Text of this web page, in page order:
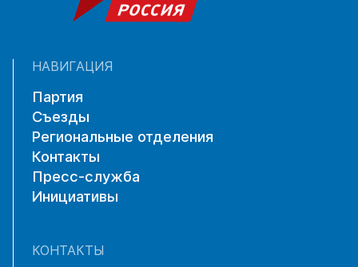
НАВИГАЦИЯ
Партия
Съезды
Региональные отделения
Контакты
Пресс-служба
Инициативы
КОНТАКТЫ